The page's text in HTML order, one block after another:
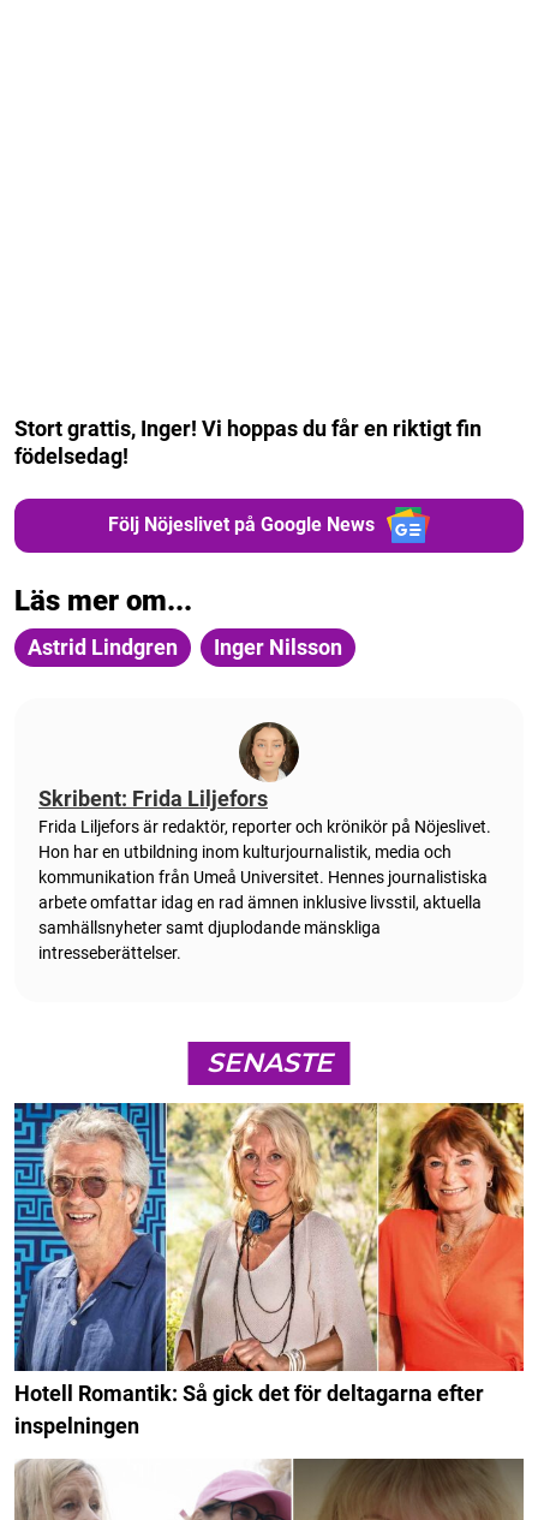
Stort grattis, Inger! Vi hoppas du får en riktigt fin
födelsedag!
Följ Nöjeslivet på Google News
Läs mer om...
Astrid Lindgren Inger Nilsson
Skribent: Frida Liljefors
Frida Liljefors är redaktör, reporter och krönikör på Nöjeslivet.
Hon har en utbildning inom kulturjournalistik, media och
kommunikation från Umeå Universitet. Hennes journalistiska
arbete omfattar idag en rad ämnen inklusive livsstil, aktuella
samhällsnyheter samt djuplodande mänskliga
intresseberättelser.
SENASTE
Hotell Romantik: Så gick det för deltagarna efter
inspelningen